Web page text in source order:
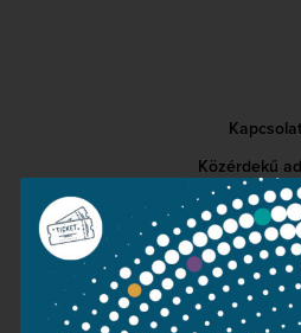
Kapcsolat
Közérdekű